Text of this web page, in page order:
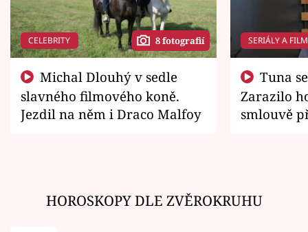
CELEBRITY 8 fotografií
slavného filmového koně.
Jezdil na něm i Draco Malfoy
SERIÁLY A
Zarazilo
smlouvě
HOROSKOPY DLE ZVĚROKRUHU